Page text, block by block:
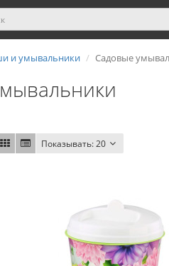
и умывальники Садовые
Показывать:20